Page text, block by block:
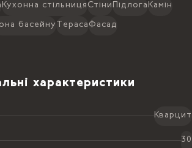
Кухонна стільниця Стіни Підлога Камін
басейну Тераса Фасад
характеристики
Кварцит
30